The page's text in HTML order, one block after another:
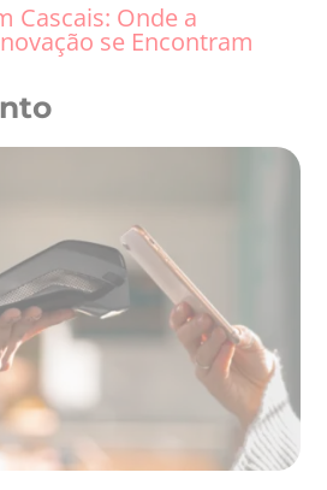
Cascais: Onde a
se Encontram